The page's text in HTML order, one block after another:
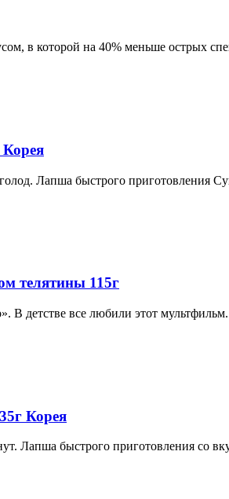
в которой на 40% меньше острых
Лапша быстрого приготовления
телятины 115г
детстве все любили этот
Корея
Лапша быстрого приготовления со